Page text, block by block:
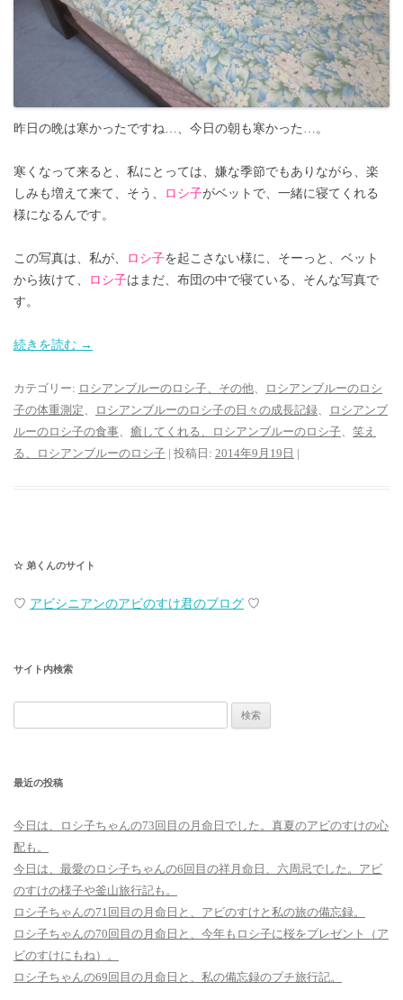
昨日の晩は寒かったですね…、今日の朝も寒かった…。
寒くなって来ると、私にとっては、嫌な季節でもありながら、楽
しみも増えて来て、そう、
ロシ子がベットで、一緒に寝てくれる
様になるんです。
この写真は、私が、 ロシ子を起こさない様に、そーっと、ベット
から抜けて、
ロシ子はまだ、布団の中で寝ている、そんな写真で
す。
続きを読む →
カテゴリー: ロシアンブルーのロシ子、その他、
ロシアンブルーのロシ
子の体重測定、 ロシアンブルーのロシ子の日々の成長記録、
ロシアンブ
ルーのロシ子の食事、 癒してくれる、ロシアンブルーのロシ子、 笑え
る、ロシアンブルーのロシ子 | 投稿日: 2014年9月19日 |
☆ 弟くんのサイト
♡ アビシニアンのアビのすけ君のブログ ♡
サイト内検索
索:
最近の投稿
今日は、ロシ子ちゃんの73回目の月命日でした。真夏のアビのすけの心
配も。
今日は、最愛のロシ子ちゃんの6回目の祥月命日、六周忌でした。アビ
のすけの様子や釜山旅行記も。
ロシ子ちゃんの71回目の月命日と、アビのすけと私の旅の備忘録。
ロシ子ちゃんの70回目の月命日と、今年もロシ子に桜をプレゼント（ア
ビのすけにもね）。
ロシ子ちゃんの69回目の月命日と、私の備忘録のプチ旅行記。